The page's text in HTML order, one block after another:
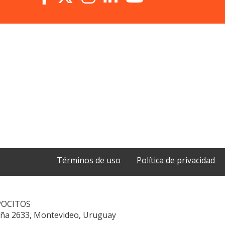
Términos de uso Política de privacidad
2633, Montevideo, Uruguay